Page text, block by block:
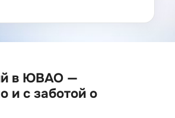
в ЮВАО —
и с заботой о